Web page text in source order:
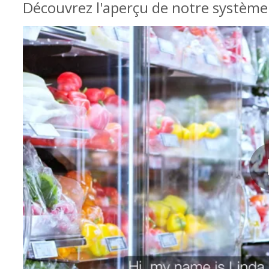
Découvrez l'aperçu de notre